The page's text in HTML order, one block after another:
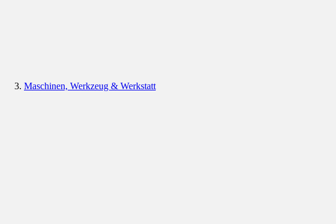
Maschinen, Werkzeug & Werkstatt